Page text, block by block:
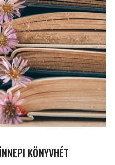
KÖNYVHÉT